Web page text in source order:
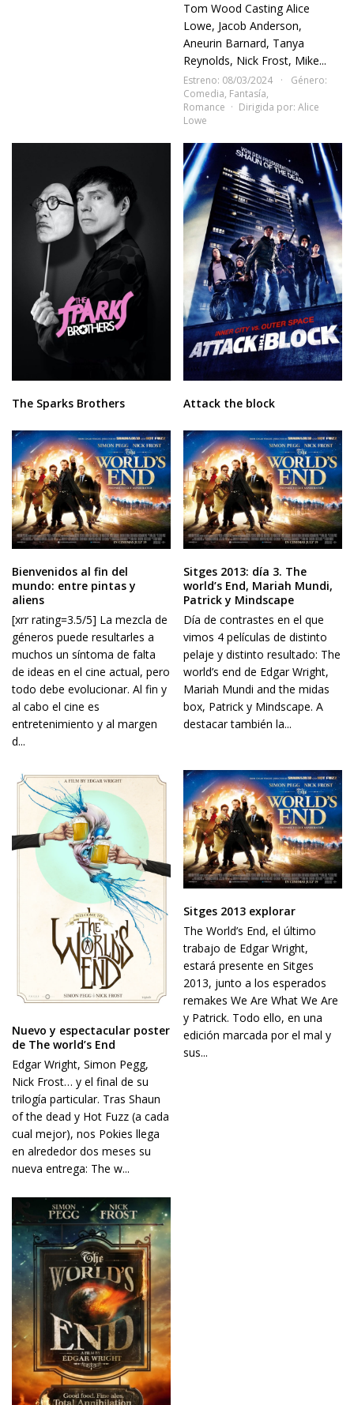
Tom Wood Casting Alice
Lowe, Jacob Anderson,
Aneurin Barnard, Tanya
Reynolds, Nick Frost, Mike...
Estreno: 08/03/2024
Género:
Comedia, Fantasía,
Romance
Dirigida por:Alice
Lowe
The Sparks Brothers Attack the block
Bienvenidos al fin del
mundo: entre pintas y
aliens
[xrr rating=3.5/5] La mezcla de
géneros puede resultarles a
muchos un síntoma de falta
de ideas en el cine actual, pero
todo debe evolucionar. Al fin y
al cabo el cine es
entretenimiento y al margen
d...
Sitges 2013: día 3. The
world’s End, Mariah Mundi,
Patrick y Mindscape
Día de contrastes en el que
vimos 4 películas de distinto
pelaje y distinto resultado: The
world’s end de Edgar Wright,
Mariah Mundi and the midas
box, Patrick y Mindscape. A
destacar también la...
Nuevo y espectacular poster
de The world’s End
Edgar Wright, Simon Pegg,
Nick Frost… y el final de su
trilogía particular. Tras Shaun
of the dead y Hot Fuzz (a cada
cual mejor), nos Pokies llega
en alrededor dos meses su
nueva entrega: The w...
Sitges 2013 explorar
The World’s End, el último
trabajo de Edgar Wright,
estará presente en Sitges
2013, junto a los esperados
remakes We Are What We Are
y Patrick. Todo ello, en una
edición marcada por el mal y
sus...